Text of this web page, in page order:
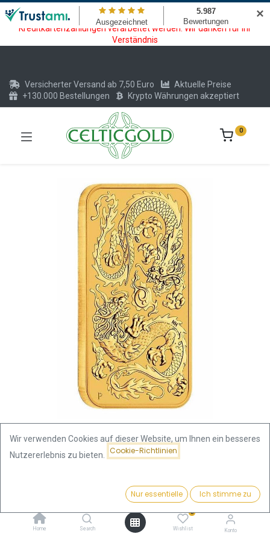
Wartungsarbeiten am Kreditkarten und Krypto Bezahlmodul. In der
Zeit vom 20.07. - 09.08.2026 können keine Krypto oder
Kreditkartenzahlungen verarbeitet werden. Wir danken für Ihr
Verständnis
4.204,84€ Kaufen
Home Search
0
Wishlist Konto
Versicherter Versand ab 7,50 Euro
Aktuelle Preise
+130.000 Bestellungen
Krypto Währungen akzeptiert
0
Drache 1 Unze Goldmünze
rechteckig 2020
Wir verwenden Cookies auf dieser Website, um Ihnen ein besseres
Nutzererlebnis zu bieten.
Cookie-Richtlinien
Nur essentielle Ich stimme zu
✕